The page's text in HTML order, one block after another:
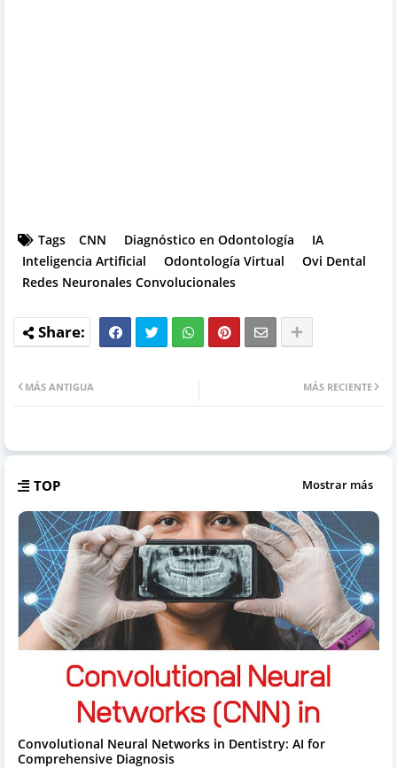
Tags CNN Diagnóstico en Odontología
IA
Inteligencia Artificial
Odontología Virtual
Ovi Dental
Redes Neuronales Convolucionales
MÁS RECIENTE
MÁS ANTIGUA
TOP Mostrar más
Convolutional Neural Networks in Dentistry: AI for
Comprehensive Diagnosis